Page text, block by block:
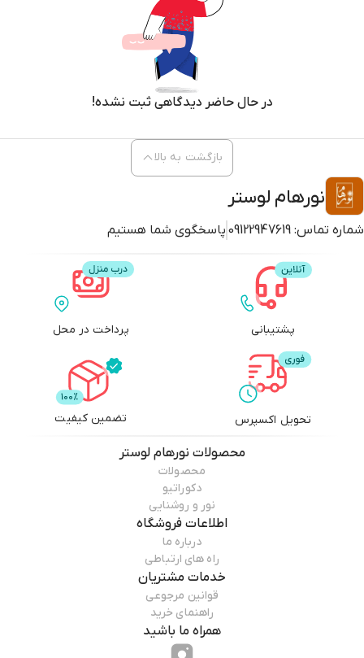
در حال حاضر دیدگاهی ثبت نشده!
نورهام لوستر
شماره تماس: 09122947619 پاسخگوی شما هستیم
بازگشت به بالا
پشتیبانی پرداخت در محل
تحویل اکسپرس تضمین کیفیت
محصولات نورهام لوستر
محصولات
دکوراتیو
نور و روشنایی
اطلاعات فروشگاه
درباره ما
راه های ارتباطی
خدمات مشتریان
قوانین مرجوعی
راهنمای خرید
همراه ما باشید